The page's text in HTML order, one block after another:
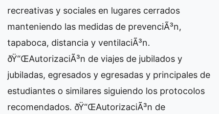
recreativas y sociales en lugares cerrados
manteniendo las medidas de prevenciÃ³n,
tapaboca, distancia y ventilaciÃ³n.
ðŸ“ŒAutorizaciÃ³n de viajes de jubilados y
jubiladas, egresados y egresadas y principales de
estudiantes o similares siguiendo los protocolos
recomendados. ðŸ“ŒAutorizaciÃ³n de